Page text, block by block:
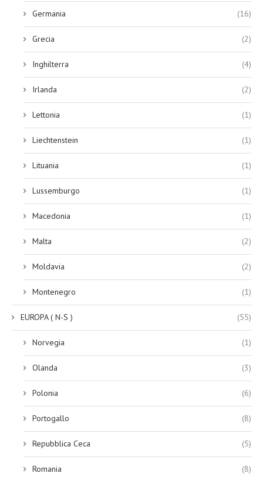
Germania (16)
Grecia (2)
Inghilterra (4)
Irlanda (2)
Lettonia (1)
Liechtenstein (1)
Lituania (1)
Lussemburgo (1)
Macedonia (1)
Malta (2)
Moldavia (2)
Montenegro (1)
EUROPA ( N-S ) (55)
Norvegia (1)
Olanda (3)
Polonia (6)
Portogallo (8)
Repubblica Ceca (5)
Romania (8)